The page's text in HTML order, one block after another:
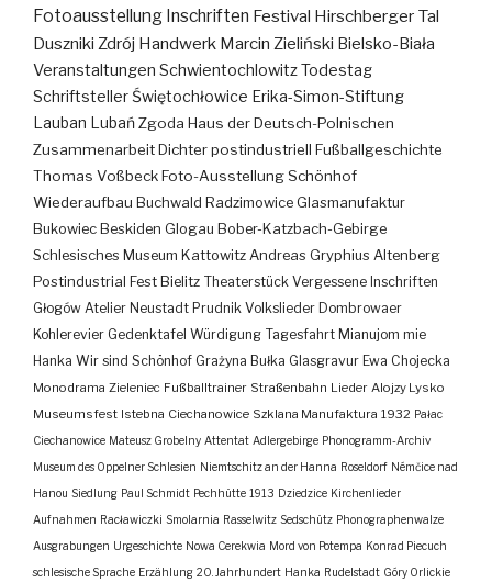
Fotoausstellung Inschriften Festival Hirschberger Tal
Duszniki Zdrój Handwerk Marcin Zieliński Bielsko-Biała
Veranstaltungen SchwientochlowitzTodestag
SchriftstellerŚwiętochłowice Erika-Simon-Stiftung
Lauban LubańZgoda Haus der Deutsch-Polnischen
ZusammenarbeitDichterpostindustriell Fußballgeschichte
Thomas VoßbeckFoto-AusstellungSchönhof
Wiederaufbau Buchwald Radzimowice Glasmanufaktur
Bukowiec Beskiden Glogau Bober-Katzbach-Gebirge
Schlesisches Museum Kattowitz Andreas Gryphius Altenberg
Postindustrial Fest Bielitz Theaterstück Vergessene Inschriften
Głogów Atelier Neustadt Prudnik Volkslieder Dombrowaer
Kohlerevier Gedenktafel Würdigung Tagesfahrt Mianujom mie
Hanka Wir sind Schönhof Grażyna Bułka Glasgravur Ewa Chojecka
Monodrama Zieleniec Fußballtrainer Straßenbahn Lieder Alojzy Lysko
Museumsfest Istebna Ciechanowice Szklana Manufaktura 1932 Pałac
Ciechanowice Mateusz Grobelny Attentat Adlergebirge Phonogramm-Archiv
Museum des Oppelner Schlesien Niemtschitz an der Hanna Roseldorf Némčice nad
Hanou Siedlung Paul Schmidt Pechhütte 1913 Dziedzice Kirchenlieder
Aufnahmen Racławiczki Smolarnia Rasselwitz Sedschütz Phonographenwalze
Ausgrabungen Urgeschichte Nowa Cerekwia Mord von Potempa Konrad Piecuch
schlesische Sprache Erzählung 20. Jahrhundert Hanka Rudelstadt Góry Orlickie